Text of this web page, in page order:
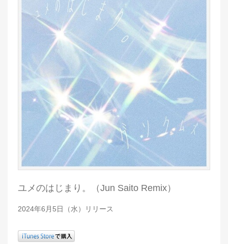
ユメのはじまり。（Jun Saito Remix）
2024年6月5日（水）リリース